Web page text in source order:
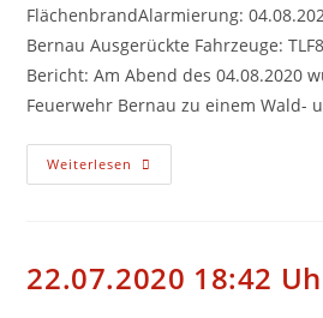
FlächenbrandAlarmierung:
Bernau Ausgerückte Fahrzeuge:
Bericht: Am Abend des 04.08.2020
Feuerwehr Bernau zu einem Wald-
Weiterlesen 04.08.2020
19:30
22.07.2020 18:42